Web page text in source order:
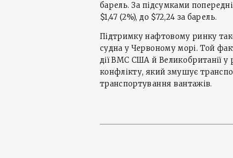
барель. За підсумками
$1,47 (2%), до $72,24 за барель.
Підтримку нафтовому ринку
судна у Червоному морі. Той
дії ВМС США й Великобританії у
конфлікту, який змушує
транспортування вантажів.